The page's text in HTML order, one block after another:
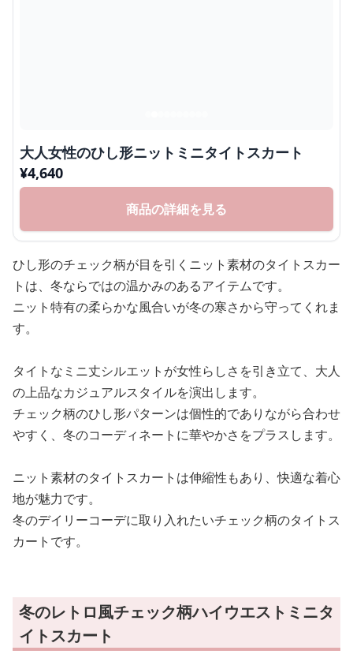
大人女性のひし形ニットミニタイトスカート
¥4,640
商品の詳細を見る
ひし形のチェック柄が目を引くニット素材のタイトスカー
トは、冬ならではの温かみのあるアイテムです。
ニット特有の柔らかな風合いが冬の寒さから守ってくれま
す。
タイトなミニ丈シルエットが女性らしさを引き立て、大人
の上品なカジュアルスタイルを演出します。
チェック柄のひし形パターンは個性的でありながら合わせ
やすく、冬のコーディネートに華やかさをプラスします。
ニット素材のタイトスカートは伸縮性もあり、快適な着心
地が魅力です。
冬のデイリーコーデに取り入れたいチェック柄のタイトス
カートです。
冬のレトロ風チェック柄ハイウエストミニタ
イトスカート